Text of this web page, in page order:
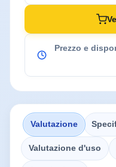
Prezzo e
Valutazione
Valutazione d'uso